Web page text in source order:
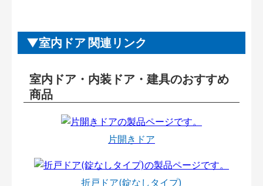
室内ドア 関連リンク
室内ドア・内装ドア・建具のおすすめ
商品
片開きドア
折戸ドア(錠なしタイプ)